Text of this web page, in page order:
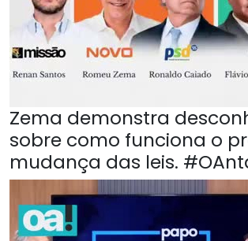
Zema demonstra
sobre como funciona o
mudança das leis.